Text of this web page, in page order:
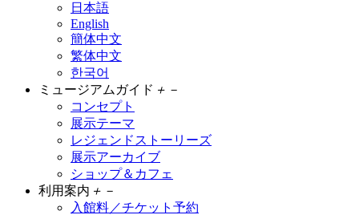
日本語
English
簡体中文
繁体中文
한국어
ミュージアムガイド ＋ －
コンセプト
展示テーマ
レジェンドストーリーズ
展示アーカイブ
ショップ＆カフェ
利用案内 ＋ －
入館料／チケット予約